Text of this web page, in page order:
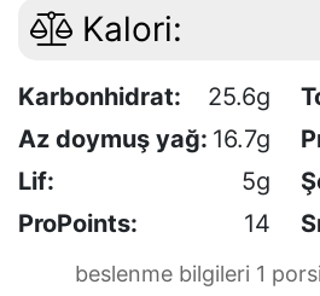
Kalori:
Karbonhidrat: 25.6g
Az doymuş yağ: 16.7g
Lif:
5g
ProPoints:
14
beslenme bilgileri 1